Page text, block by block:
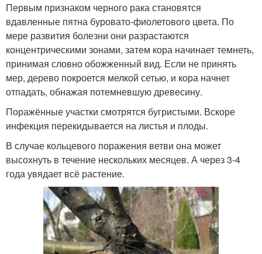
Первым признаком черного рака становятся
вдавленные пятна буровато-фиолетового цвета. По
мере развития болезни они разрастаются
концентрическими зонами, затем кора начинает темнеть,
принимая словно обожженный вид. Если не принять
мер, дерево покроется мелкой сетью, и кора начнет
отпадать, обнажая потемневшую древесину.
Поражённые участки смотрятся бугристыми. Вскоре
инфекция перекидывается на листья и плоды.
В случае кольцевого поражения ветви она может
высохнуть в течение нескольких месяцев. А через 3-4
года увядает всё растение.